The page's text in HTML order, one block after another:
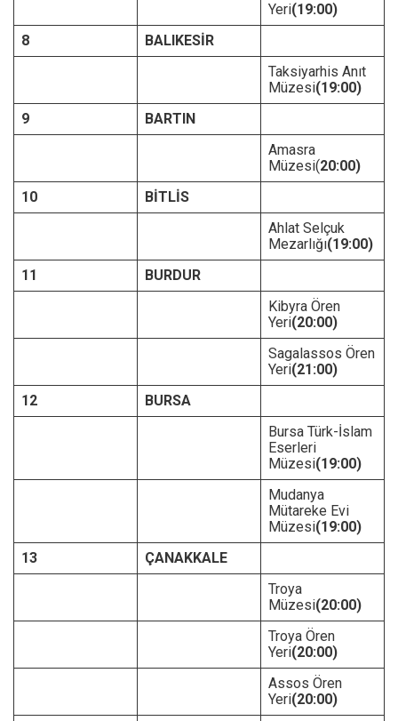
Yeri(19:00)
8
BALIKESİR
Taksiyarhis Anıt
Müzesi(19:00)
9
BARTIN
Amasra
Müzesi(20:00)
10
BİTLİS
Ahlat Selçuk
Mezarlığı(19:00)
11
BURDUR
Kibyra Ören
Yeri(20:00)
Sagalassos Ören
Yeri(21:00)
12
BURSA
Bursa Türk-İslam
Eserleri
Müzesi(19:00)
Mudanya
Mütareke Evi
Müzesi(19:00)
13
ÇANAKKALE
Troya
Müzesi(20:00)
Troya Ören
Yeri(20:00)
Assos Ören
Yeri(20:00)